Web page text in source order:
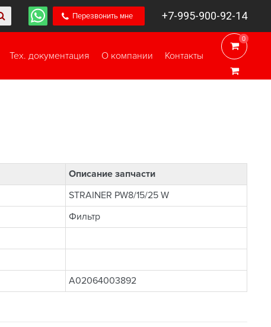
Перезвонить мне +7-995-900-92-14
0
0
Тех. документация О компании Контакты
Описание запчасти
STRAINER PW8/15/25 W
Фильтр
A02064003892